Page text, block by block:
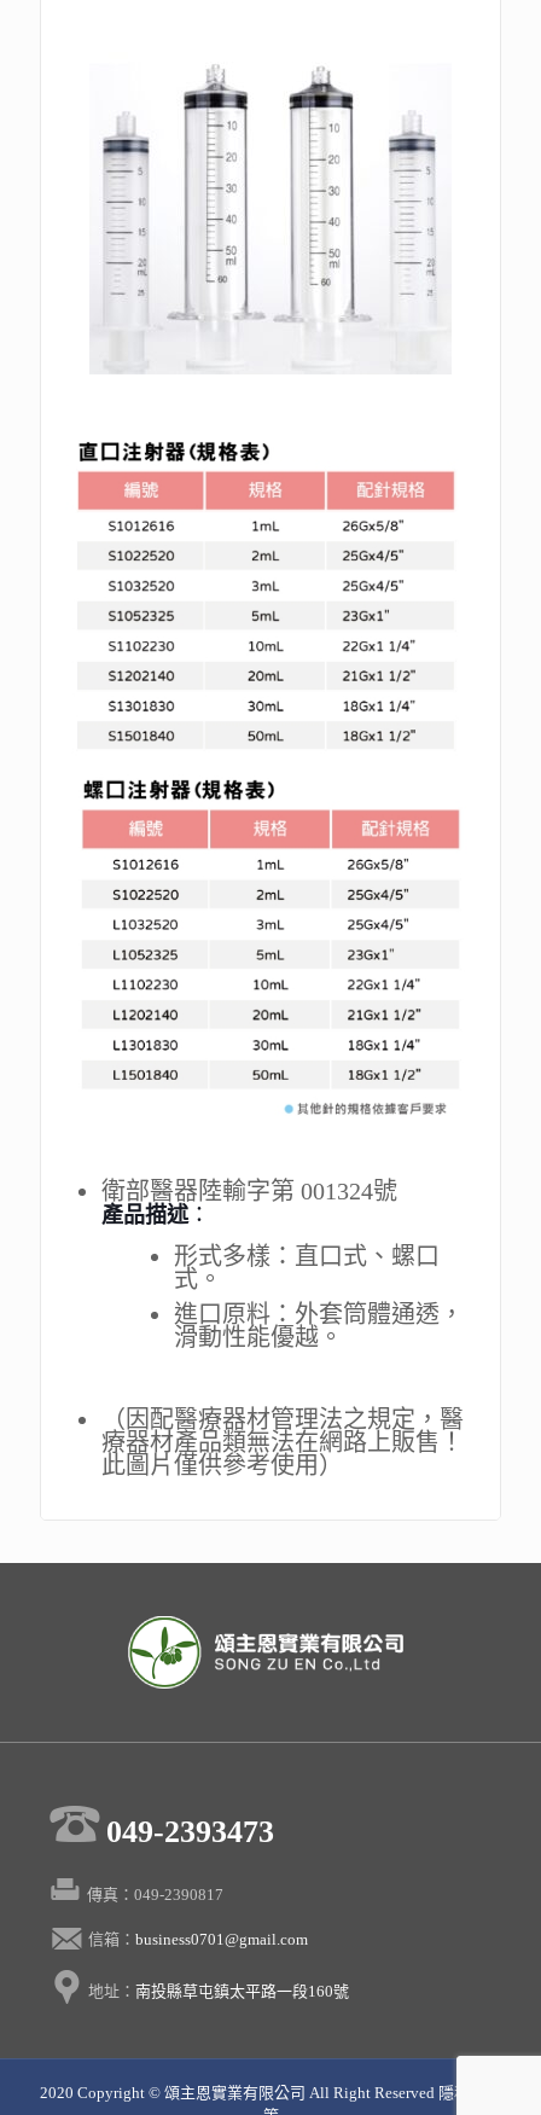
衛部醫器陸輸字第 001324號
產品描述 ：
形式多樣：直口式、螺口
式。
進口原料：外套筒體通透，
滑動性能優越。
（因配醫療器材管理法之規定，醫
療器材產品類無法在網路上販售！
此圖片僅供參考使用）
049-2393473
傳真：049-2390817
信箱： business0701@gmail.com
地址： 南投縣草屯鎮太平路一段160號
2020 Copyright © 頌主恩實業有限公司 All Right Reserved 隱私權政